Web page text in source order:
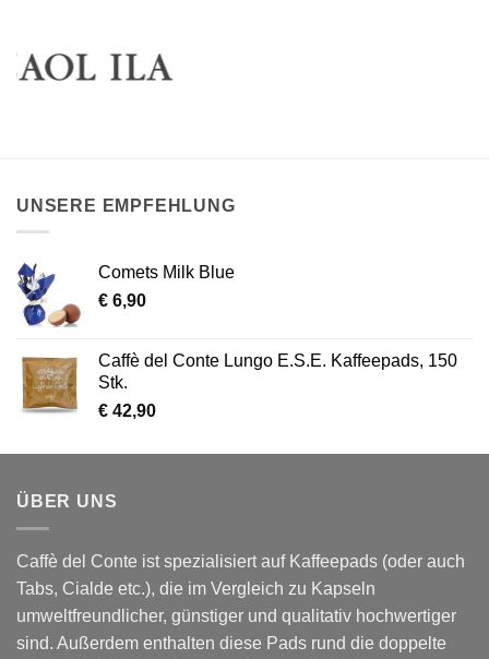
UNSERE EMPFEHLUNG
Comets Milk Blue
€ 6,90
Caffè del Conte Lungo E.S.E. Kaffeepads, 150
Stk.
€ 42,90
ÜBER UNS
Caffè del Conte ist spezialisiert auf Kaffeepads (oder auch
Tabs, Cialde etc.), die im Vergleich zu Kapseln
umweltfreundlicher, günstiger und qualitativ hochwertiger
sind. Außerdem enthalten diese Pads rund die doppelte